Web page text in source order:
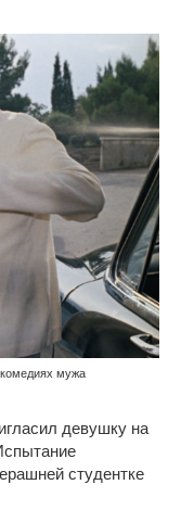
мужа
девушку на
студентке